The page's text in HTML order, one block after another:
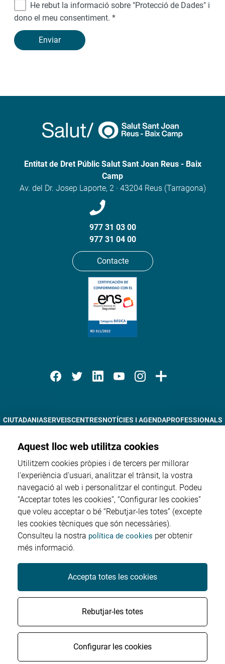
He rebut la informació sobre "Protecció de Dades" i
dono el meu consentiment.*
Enviar
Entitat de Dret Públic Salut Sant Joan Reus - Baix
Camp
Av. del Dr. Josep Laporte, 2 · 43204 Reus (Tarragona)
977 31 03 00
977 31 04 00
Contacte
CIUTADANIASERVEISCENTRESNOTÍCIES I AGENDAPROFESSIONALS
Proveïdors
Perfil del contractant
© Salut Sant Joan Reus Baix Camp - Tots els drets
reservats
Protecció de dades
Accessibilitat
Aquest lloc web utilitza cookies
Utilitzem cookies pròpies i de tercers per millorar
l'experiència d'usuari, analitzar el trànsit, la vostra
navegació al web i personalitzar el contingut. Podeu
“Acceptar totes les cookies”, “Configurar les cookies”
que voleu acceptar o bé “Rebutjar-les totes” (excepte
les cookies tècniques que són necessàries).
Consulteu la nostra política de cookies per obtenir
més informació.
Accepta totes les cookies
Rebutjar-les totes
Configurar les cookies